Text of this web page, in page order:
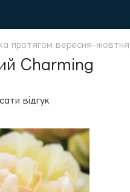
протягом вересня-
Charming
відгук